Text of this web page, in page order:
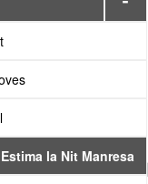
la Nit Manresa